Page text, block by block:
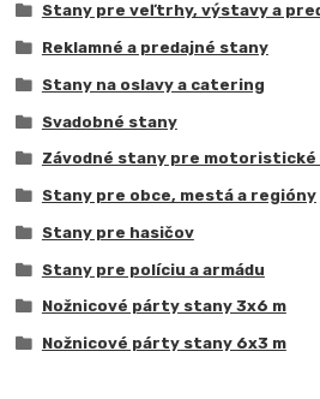
Stany pre veľtrhy, výstavy a
Reklamné a predajné stany
Stany na oslavy a catering
Svadobné stany
Závodné stany pre
Stany pre obce, mestá a regióny
Stany pre hasičov
Stany pre políciu a armádu
Nožnicové párty stany 3x6 m
Nožnicové párty stany 6x3 m